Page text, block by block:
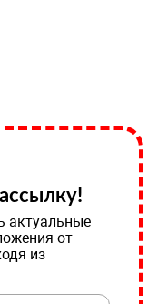
актуальные
от
из